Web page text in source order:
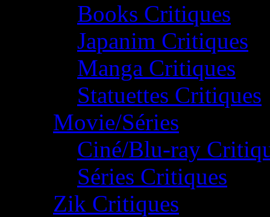
Books Critiques
Japanim Critiques
Manga Critiques
Statuettes Critiques
Movie/Séries
Ciné/Blu-ray
Séries Critiques
Zik Critiques